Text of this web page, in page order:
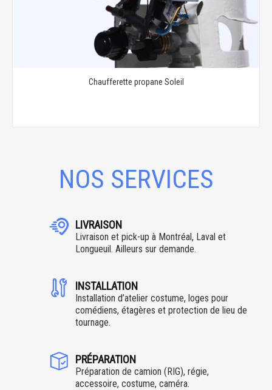
Chaufferette propane Soleil
NOS SERVICES
LIVRAISON
Livraison et pick-up à Montréal, Laval et
Longueuil. Ailleurs sur demande.
INSTALLATION
Installation d’atelier costume, loges pour
comédiens, étagères et protection de lieu de
tournage.
PRÉPARATION
Préparation de camion (RIG), régie,
accessoire, costume, caméra.